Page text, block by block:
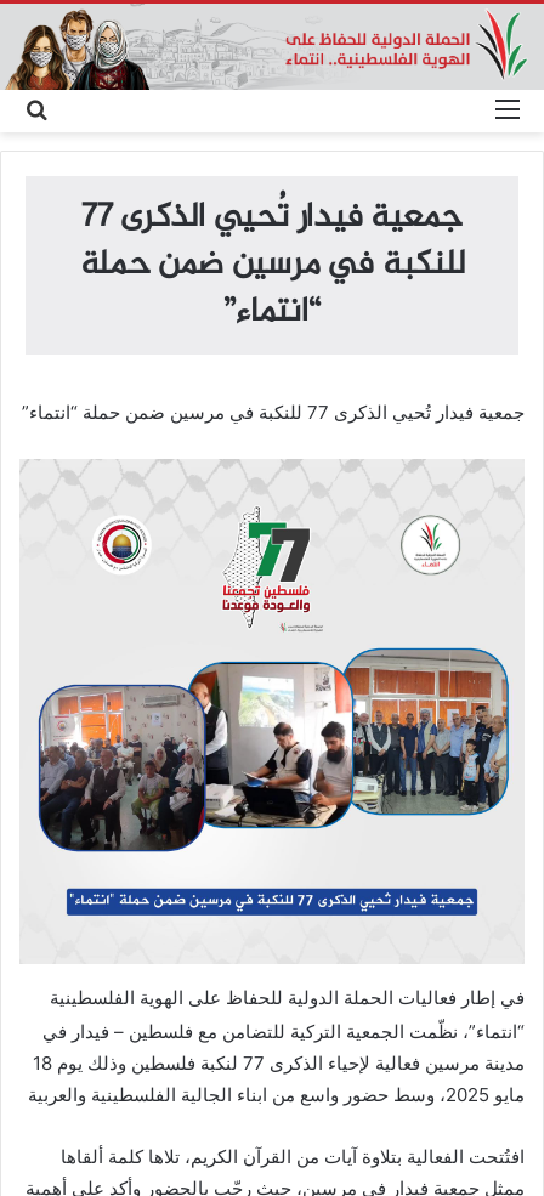
عن
القائمة
جمعية فيدار تُحيي الذكرى 77
للنكبة في مرسين ضمن حملة
“انتماء”
جمعية فيدار تُحيي الذكرى 77 للنكبة في مرسين ضمن حملة “انتماء”
في إطار فعاليات الحملة الدولية للحفاظ على الهوية الفلسطينية
“انتماء”، نظّمت الجمعية التركية للتضامن مع فلسطين – فيدار في
مدينة مرسين فعالية لإحياء الذكرى 77 لنكبة فلسطين وذلك يوم 18
مايو 2025، وسط حضور واسع من ابناء الجالية الفلسطينية والعربية
افتُتحت الفعالية بتلاوة آيات من القرآن الكريم، تلاها كلمة ألقاها
ممثل جمعية فيدار في مرسين، حيث رحّب بالحضور وأكد على أهمية